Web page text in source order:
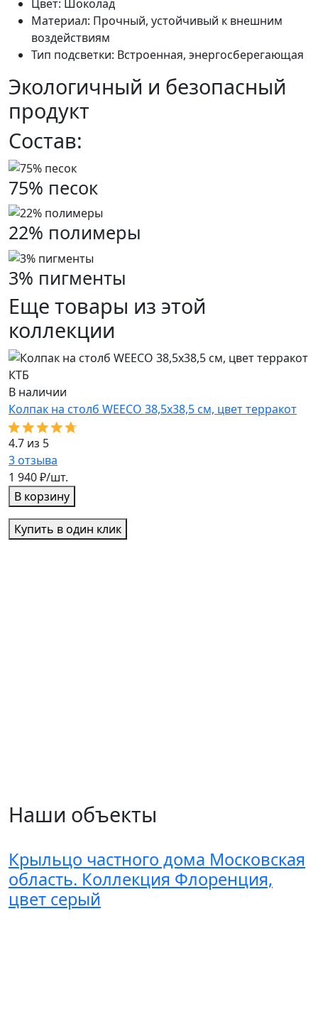
Цвет: Шоколад
Материал: Прочный, устойчивый к внешним
воздействиям
Тип подсветки: Встроенная, энергосберегающая
Экологичный и безопасный
продукт
Состав:
75% песок
22% полимеры
3% пигменты
Еще товары из этой
коллекции
КТБ
В наличии
Колпак на столб WEECO 38,5х38,5 см, цвет терракот
4.7 из 5
3отзыва
1 940 ₽/шт.
В корзину
Купить в один клик
Наши объекты
Крыльцо частного дома Московская
область. Коллекция Флоренция,
цвет серый